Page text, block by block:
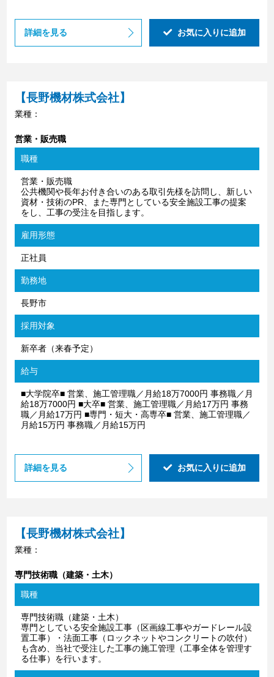
詳細を見る お気に入りに追加
【長野機材株式会社】
業種：
営業・販売職
職種
営業・販売職
公共機関や長年お付き合いのある取引先様を訪問し、新しい
資材・技術のPR、また専門としている安全施設工事の提案
をし、工事の受注を目指します。
雇用形態
正社員
勤務地
長野市
採用対象
新卒者（来春予定）
給与
■大学院卒■ 営業、施工管理職／月給18万7000円 事務職／月
給18万7000円 ■大卒■ 営業、施工管理職／月給17万円 事務
職／月給17万円 ■専門・短大・高専卒■ 営業、施工管理職／
月給15万円 事務職／月給15万円
詳細を見る お気に入りに追加
【長野機材株式会社】
業種：
専門技術職（建築・土木）
職種
専門技術職（建築・土木）
専門としている安全施設工事（区画線工事やガードレール設
置工事）・法面工事（ロックネットやコンクリートの吹付）
も含め、当社で受注した工事の施工管理（工事全体を管理す
る仕事）を行います。